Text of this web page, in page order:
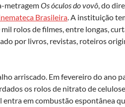
metragemOs óculos do vovô, do
Brasileira. A instituição
rolos de filmes, entre longas,
por livros, revistas, roteiros
arriscado. Em fevereiro do ano
os rolos de nitrato de
em combustão espontânea